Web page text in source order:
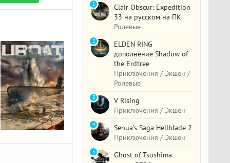
Clair Obscur: Expedition
33 на русском на ПК
Ролевые
1
ELDEN RING
дополнение Shadow of
the Erdtree
Приключения / Экшен /
Ролевые
2
V Rising
Приключения / Экшен
3
Senua's Saga Hellblade 2
Приключения / Экшен
4
Ghost of Tsushima
5